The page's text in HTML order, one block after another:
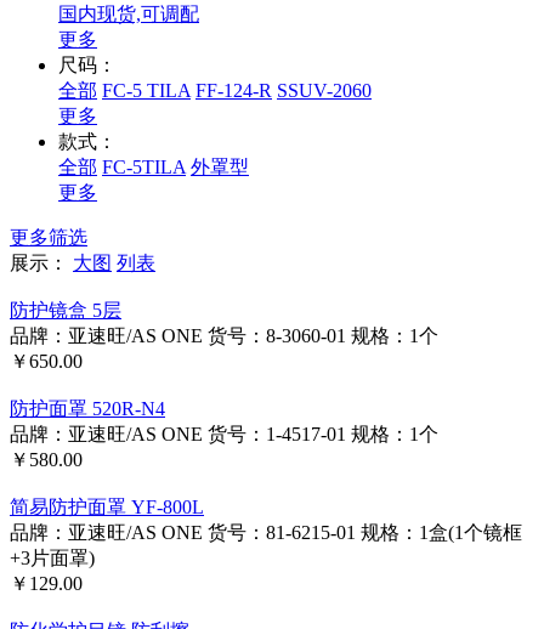
国内现货,可调配
更多
尺码：
全部 FC-5 TILA FF-124-R SSUV-2060
更多
款式：
全部 FC-5TILA 外罩型
更多
更多筛选
展示：
大图 列表
防护镜盒 5层
品牌：亚速旺/AS ONE 货号：8-3060-01 规格：1个
￥650.00
防护面罩 520R-N4
品牌：亚速旺/AS ONE 货号：1-4517-01 规格：1个
￥580.00
简易防护面罩 YF-800L
品牌：亚速旺/AS ONE 货号：81-6215-01 规格：1盒(1个镜框
+3片面罩)
￥129.00